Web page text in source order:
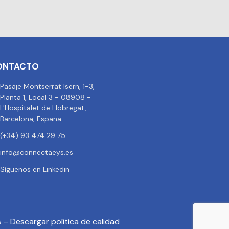
Pasaje Montserrat Isern, 1-3,
Planta 1, Local 3 - 08908 -
L'Hospitalet de Llobregat,
Barcelona, España.
(+34) 93 474 29 75
info@connectaeys.es
Síguenos en Linkedin
– Descargar política de calidad